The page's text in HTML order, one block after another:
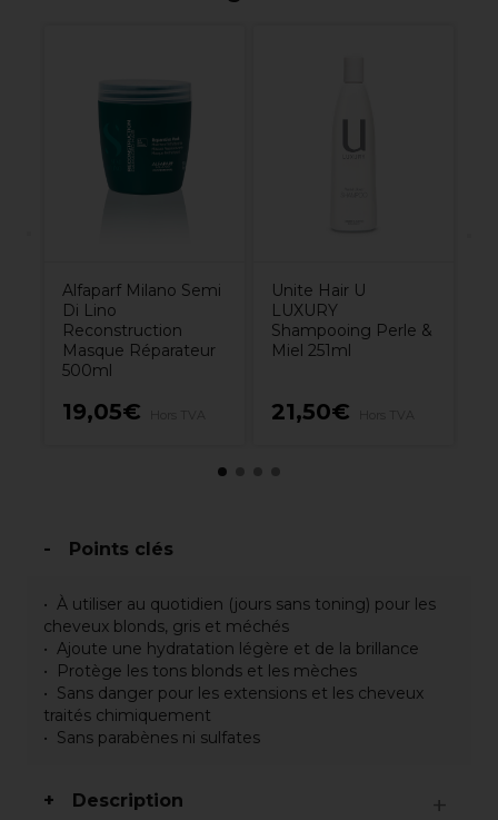
Alfaparf Milano Semi
Di Lino
Reconstruction
Masque Réparateur
500ml
19,05€
Unite Hair U
LUXURY
Shampooing Perle &
Miel 251ml
21,50€
Points clés
À utiliser au quotidien (jours sans toning) pour les
cheveux blonds, gris et méchés
Ajoute une hydratation légère et de la brillance
Protège les tons blonds et les mèches
Sans danger pour les extensions et les cheveux
traités chimiquement
Sans parabènes ni sulfates
Description